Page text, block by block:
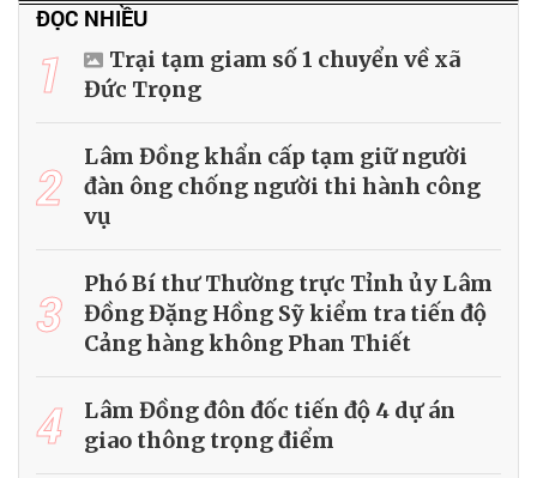
ĐỌC NHIỀU
1
Trại tạm giam số 1 chuyển về xã
Đức Trọng
2
Lâm Đồng khẩn cấp tạm giữ người
đàn ông chống người thi hành công
vụ
3
Phó Bí thư Thường trực Tỉnh ủy Lâm
Đồng Đặng Hồng Sỹ kiểm tra tiến độ
Cảng hàng không Phan Thiết
4
Lâm Đồng đôn đốc tiến độ 4 dự án
giao thông trọng điểm